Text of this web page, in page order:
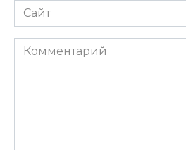
Сайт
Комментарий